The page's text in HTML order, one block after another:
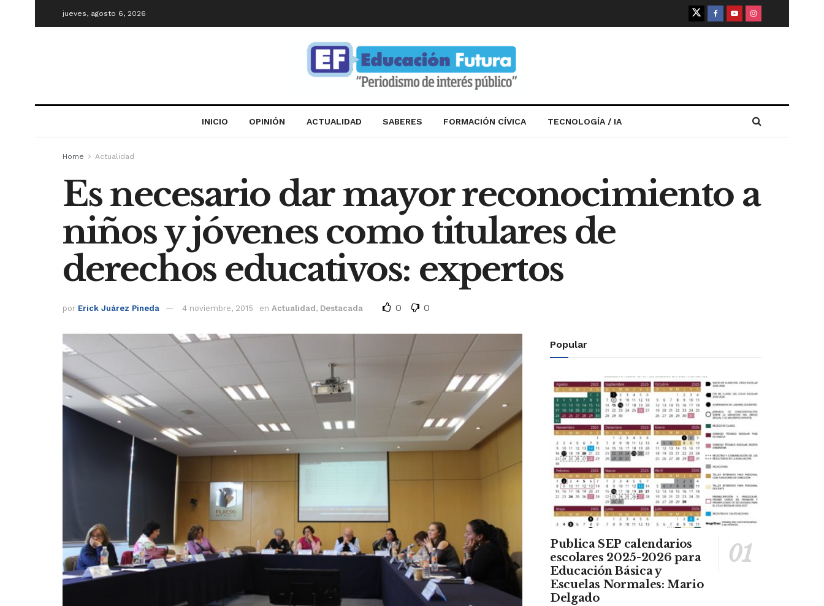
jueves, agosto 6, 2026
INICIO OPINIÓN ACTUALIDAD SABERES FORMACIÓN CÍVICA TECNOLOGÍA / IA
Home Actualidad
Es necesario dar mayor reconocimiento a
niños y jóvenes como titulares de
derechos educativos: expertos
por Erick Juárez Pineda 4 noviembre, 2015 en Actualidad , Destacada 0 0
Popular
Publica SEP calendarios
escolares 2025-2026 para
Educación Básica y
Escuelas Normales: Mario
Delgado